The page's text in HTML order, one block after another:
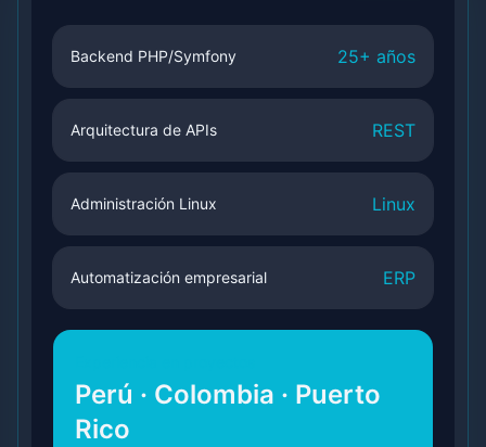
Backend PHP/Symfony 25+ años
Arquitectura de APIs REST
Administración Linux Linux
Automatización empresarial ERP
Perú · Colombia · Puerto
Rico